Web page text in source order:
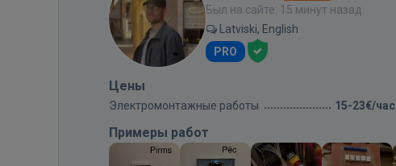
Был на сайте: 15 минут назад
Latviski, English
PRO
Цены
Электромонтажные работы 15-23€/час
Примеры работ